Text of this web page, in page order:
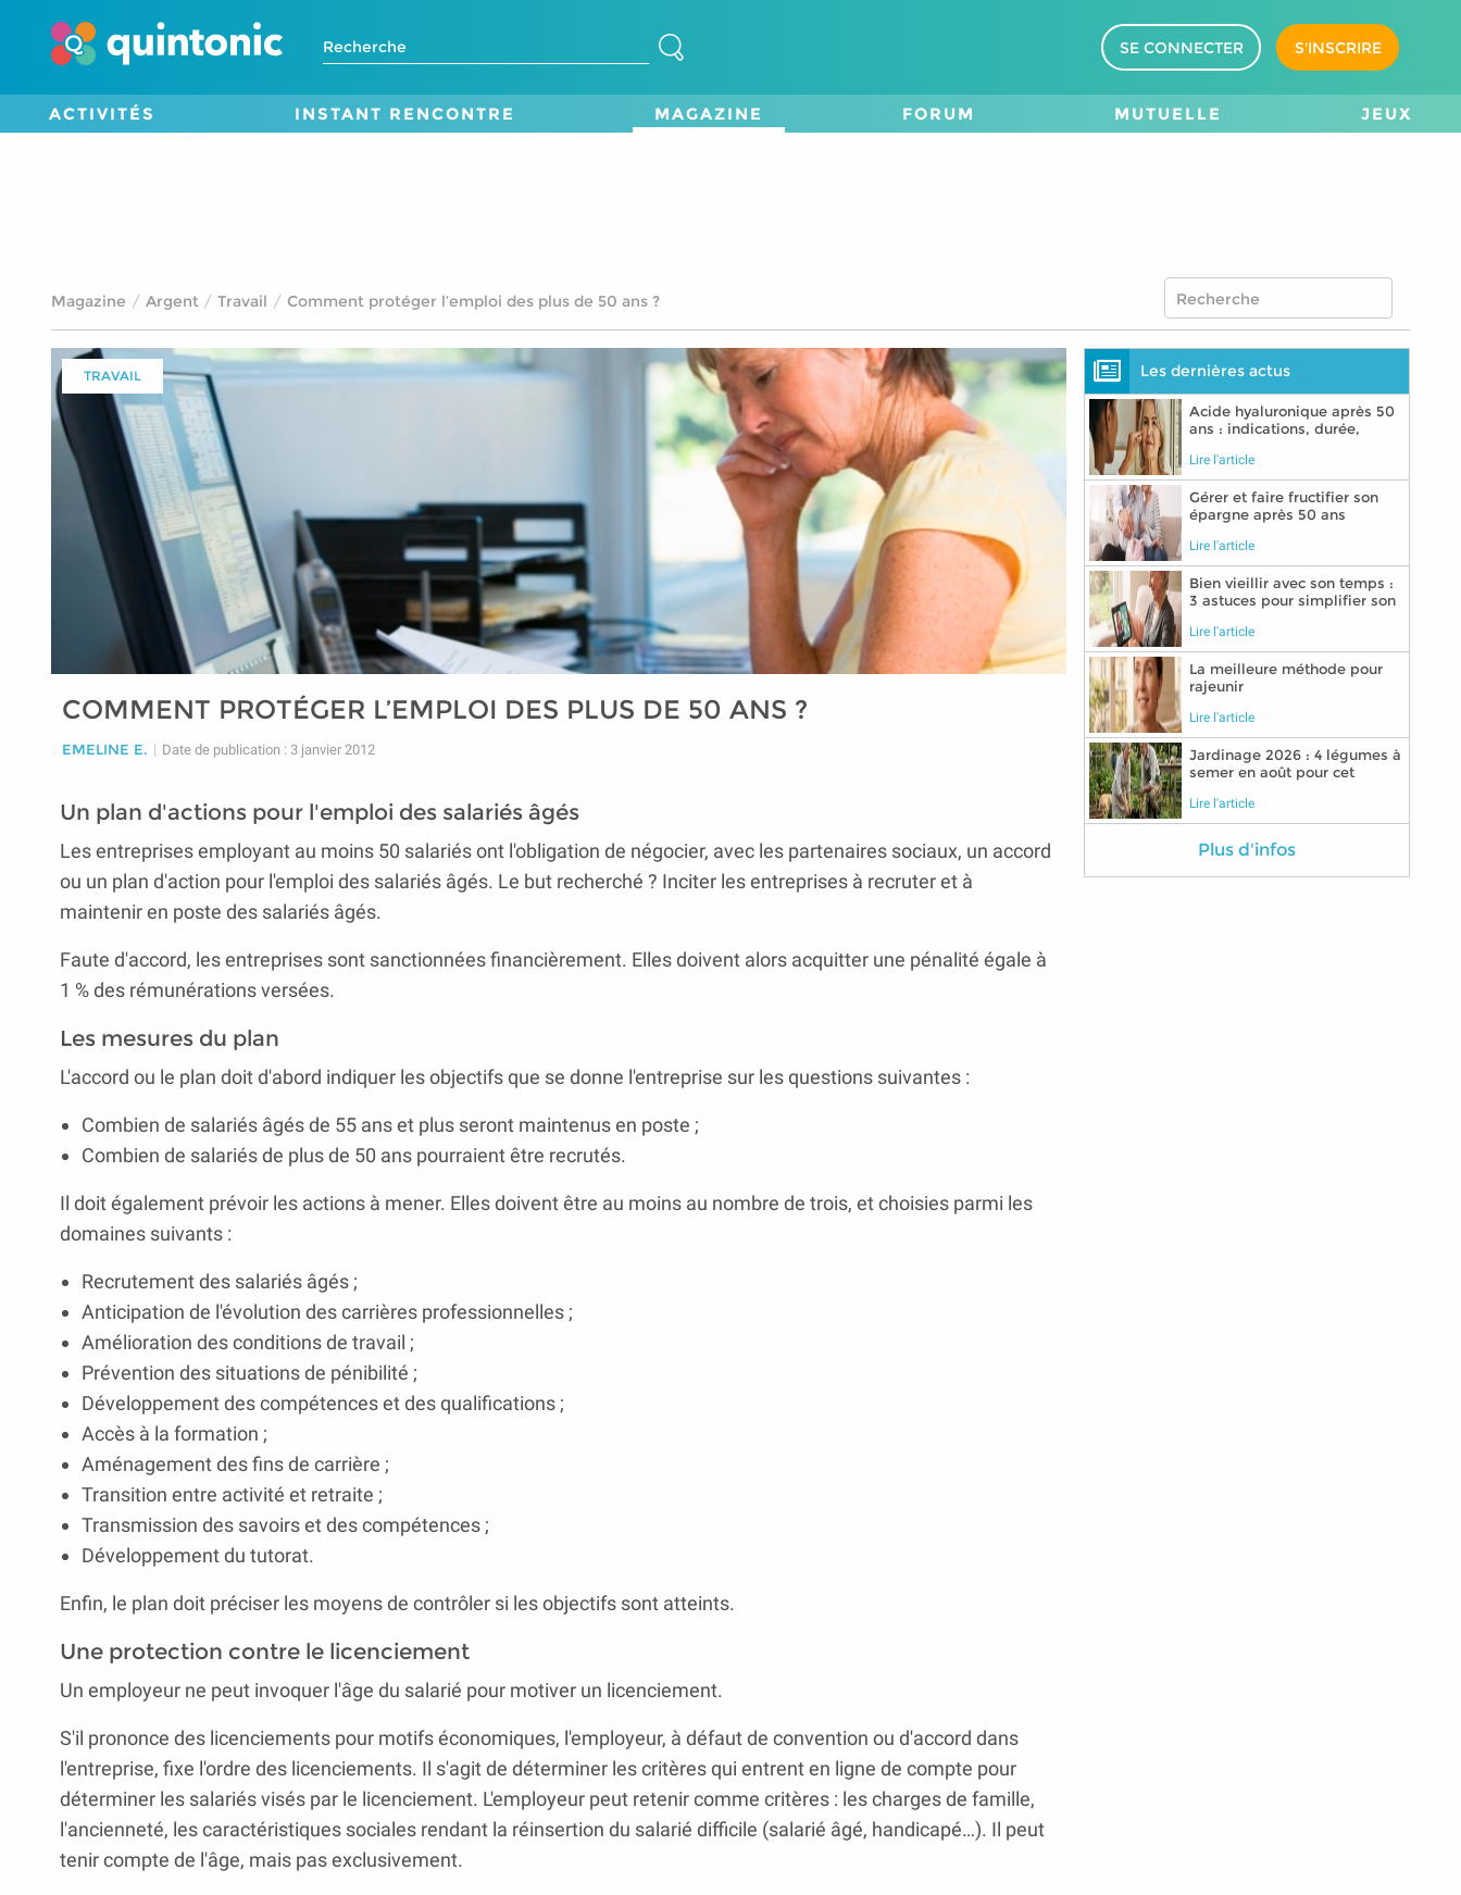
SE CONNECTER S'INSCRIRE
ACTIVITÉS INSTANT RENCONTRE MAGAZINE FORUM MUTUELLE JEUX
Magazine Argent Travail Comment protéger l’emploi des plus de 50 ans ?
TRAVAIL
COMMENT PROTÉGER L’EMPLOI DES PLUS DE 50 ANS ?
EMELINE E. | Date de publication : 3 janvier 2012
Un plan d'actions pour l'emploi des salariés âgés
Les entreprises employant au moins 50 salariés ont l'obligation de négocier, avec les partenaires sociaux, un accord
ou un plan d'action pour l'emploi des salariés âgés. Le but recherché ? Inciter les entreprises à recruter et à
maintenir en poste des salariés âgés.
Faute d'accord, les entreprises sont sanctionnées financièrement. Elles doivent alors acquitter une pénalité égale à
1 % des rémunérations versées.
Les mesures du plan
L'accord ou le plan doit d'abord indiquer les objectifs que se donne l'entreprise sur les questions suivantes :
Combien de salariés âgés de 55 ans et plus seront maintenus en poste ;
Combien de salariés de plus de 50 ans pourraient être recrutés.
Il doit également prévoir les actions à mener. Elles doivent être au moins au nombre de trois, et choisies parmi les
domaines suivants :
Recrutement des salariés âgés ;
Anticipation de l'évolution des carrières professionnelles ;
Amélioration des conditions de travail ;
Prévention des situations de pénibilité ;
Développement des compétences et des qualifications ;
Accès à la formation ;
Aménagement des fins de carrière ;
Transition entre activité et retraite ;
Transmission des savoirs et des compétences ;
Développement du tutorat.
Enfin, le plan doit préciser les moyens de contrôler si les objectifs sont atteints.
Une protection contre le licenciement
Un employeur ne peut invoquer l'âge du salarié pour motiver un licenciement.
S'il prononce des licenciements pour motifs économiques, l'employeur, à défaut de convention ou d'accord dans
l'entreprise, fixe l'ordre des licenciements. Il s'agit de déterminer les critères qui entrent en ligne de compte pour
déterminer les salariés visés par le licenciement. L'employeur peut retenir comme critères : les charges de famille,
l'ancienneté, les caractéristiques sociales rendant la réinsertion du salarié difficile (salarié âgé, handicapé…). Il peut
tenir compte de l'âge, mais pas exclusivement.
Les dernières actus
Acide hyaluronique après 50
ans : indications, durée,
Lire l'article
Gérer et faire fructifier son
épargne après 50 ans
Lire l'article
Bien vieillir avec son temps :
3 astuces pour simplifier son
nouvelles technologies
Lire l'article
La meilleure méthode pour
rajeunir
Lire l'article
Jardinage 2026 : 4 légumes à
semer en août pour cet
Lire l'article
Plus d'infos